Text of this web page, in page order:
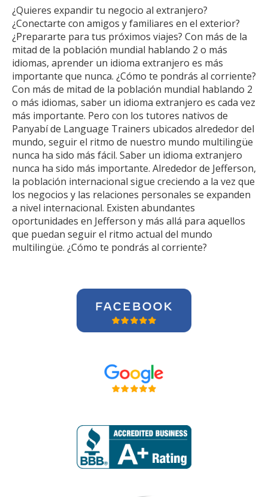
¿Quieres expandir tu negocio al extranjero?
¿Conectarte con amigos y familiares en el exterior?
¿Prepararte para tus próximos viajes? Con más de la
mitad de la población mundial hablando 2 o más
idiomas, aprender un idioma extranjero es más
importante que nunca. ¿Cómo te pondrás al corriente?
Con más de mitad de la población mundial hablando 2
o más idiomas, saber un idioma extranjero es cada vez
más importante. Pero con los tutores nativos de
Panyabí de Language Trainers ubicados alrededor del
mundo, seguir el ritmo de nuestro mundo multilingüe
nunca ha sido más fácil. Saber un idioma extranjero
nunca ha sido más importante. Alrededor de Jefferson,
la población internacional sigue creciendo a la vez que
los negocios y las relaciones personales se expanden
a nivel internacional. Existen abundantes
oportunidades en Jefferson y más allá para aquellos
que puedan seguir el ritmo actual del mundo
multilingüe. ¿Cómo te pondrás al corriente?